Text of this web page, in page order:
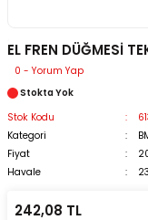
EL FREN DÜĞMESİ
0 - Yorum Yap
Stokta Yok
Stok Kodu
Kategori
Fiyat
Havale
242,08 TL